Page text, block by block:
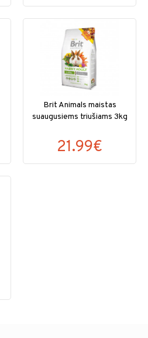
Brit Animals maistas
suaugusiems triušiams 3kg
21.99€